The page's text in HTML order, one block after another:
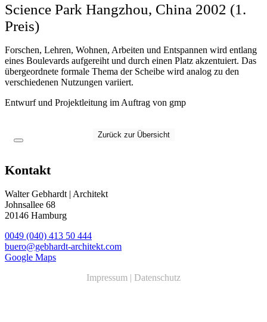
Science Park Hangzhou, China 2002 (1.
Preis)
Forschen, Lehren, Wohnen, Arbeiten und Entspannen wird entlang
eines Boulevards aufgereiht und durch einen Platz akzentuiert. Das
übergeordnete formale Thema der Scheibe wird analog zu den
verschiedenen Nutzungen variiert.
Entwurf und Projektleitung im Auftrag von gmp
Zurück zur Übersicht
Kontakt
Walter Gebhardt | Architekt
Johnsallee 68
20146 Hamburg
0049 (040) 413 50 444
buero@gebhardt-architekt.com
Google Maps
Impressum | Datenschutz